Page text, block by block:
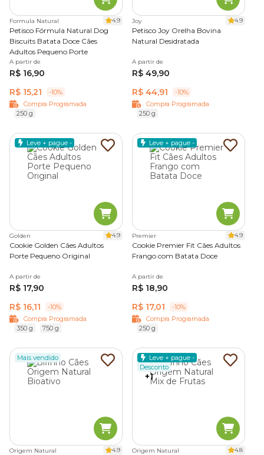
Formula Natural 4.9
Petisco Fórmula Natural Dog
Biscuits Batata Doce Cães
Adultos Pequeno Porte
A partir de
R$ 16,90
R$ 15,21
-10%
Compra Programada
250 g
Joy 4.9
Petisco Joy Orelha Bovina
Natural Desidratada
A partir de
R$ 49,90
R$ 44,91
-10%
Compra Programada
250 g
Leve + pague -
Golden 4.9
Cookie Golden Cães Adultos
Porte Pequeno Original
A partir de
R$ 17,90
R$ 16,11
-10%
Compra Programada
350 g
750 g
Leve + pague -
Premier 4.9
Cookie Premier Fit Cães Adultos
Frango com Batata Doce
A partir de
R$ 18,90
R$ 17,01
-10%
Compra Programada
250 g
Mais vendido
Origem Natural 4.9
Leve + pague -
Desconto
+1
Origem Natural 4.8